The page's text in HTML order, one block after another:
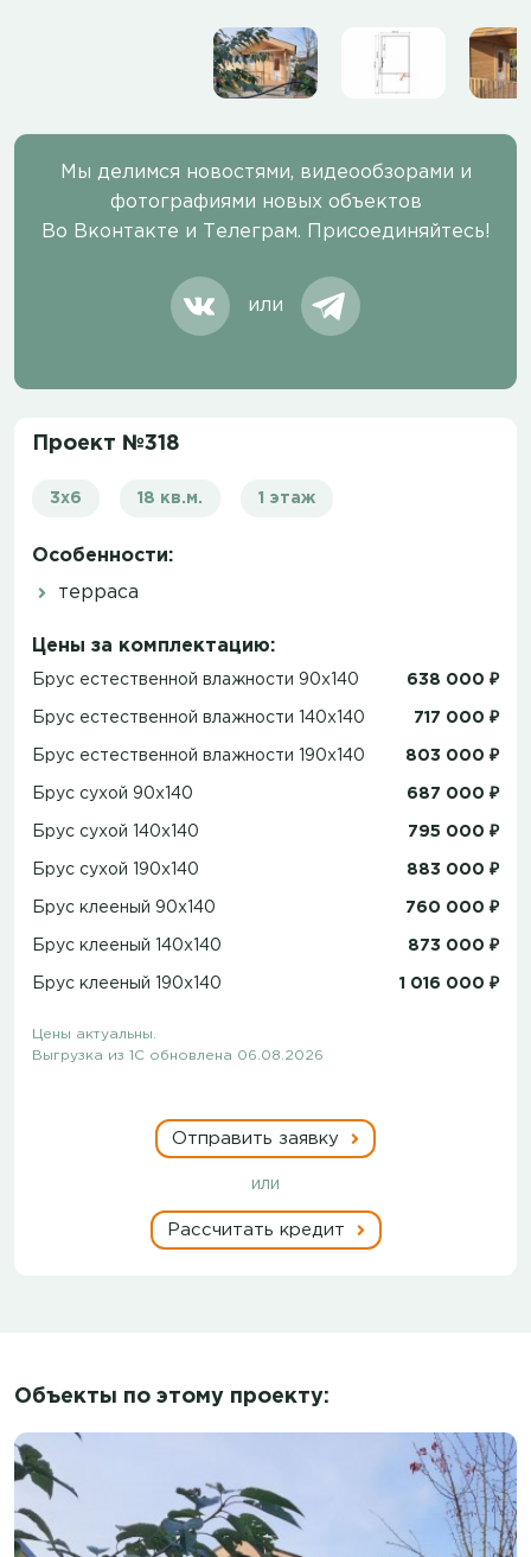
Мы делимся новостями, видеообзорами и
фотографиями новых объектов
Во Вконтакте и Телеграм. Присоединяйтесь!
или
Проект №318
3х6 18 кв.м. 1 этаж
Особенности:
терраса
Цены за комплектацию:
Брус естественной влажности 90x140 638 000 ₽
Брус естественной влажности 140x140 717 000 ₽
Брус естественной влажности 190x140 803 000 ₽
Брус сухой 90x140 687 000 ₽
Брус сухой 140x140 795 000 ₽
Брус сухой 190x140 883 000 ₽
Брус клееный 90x140 760 000 ₽
Брус клееный 140x140 873 000 ₽
Брус клееный 190x140 1 016 000 ₽
Цены актуальны.
Выгрузка из 1С обновлена 06.08.2026
Отправить заявку
или
Рассчитать кредит
Объекты по этому проекту: